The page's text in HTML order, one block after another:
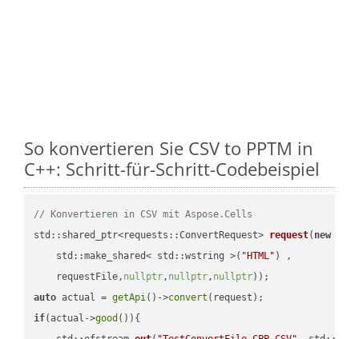
So konvertieren Sie CSV to PPTM in
C++: Schritt-für-Schritt-Codebeispiel
// Konvertieren in CSV mit Aspose.Cells
std::shared_ptr<requests::ConvertRequest> request( new
    std::make_shared< std::wstring >(
"HTML" ) ,
    requestFile,
nullptr, nullptr, nullptr))
auto actual = getApi()->convert
if(actual->good ()){